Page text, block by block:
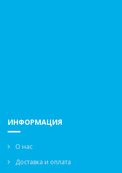
ИНФОРМАЦИЯ
О нас
Доставка и оплата